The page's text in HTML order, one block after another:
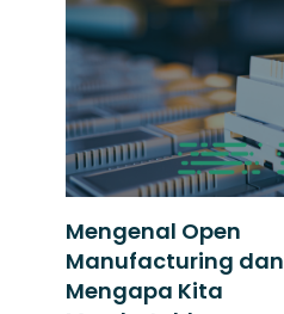
Mengenal Open
Manufacturing dan
Mengapa Kita